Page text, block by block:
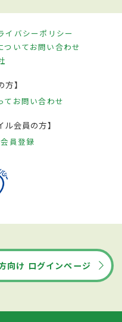
イバシーポリシー
ついてお問い合わせ
方】
て お問い合わせ
ル会員の方】
会員登録
向け ログインページ